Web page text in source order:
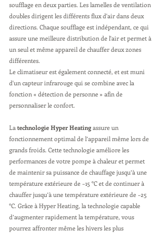
soufflage en deux parties. Les lamelles de ventilation
doubles dirigent les différents flux d'air dans deux
directions. Chaque soufflage est indépendant, ce qui
assure une meilleure distribution de l'air et permet à
un seul et même appareil de chauffer deux zones
différentes.
Le climatiseur est également connecté, et est muni
d'un capteur infrarouge qui se combine avec la
fonction « détection de personne » afin de
personnaliser le confort.
La technologie Hyper Heating assure un
fonctionnement optimal de l’appareil même lors de
grands froids. Cette technologie améliore les
performances de votre pompe à chaleur et permet
de maintenir sa puissance de chauffage jusqu’à une
température extérieure de −15 °C et de continuer à
chauffer jusqu’à une température extérieure de −25
°C. Grâce à Hyper Heating, la technologie capable
d’augmenter rapidement la température, vous
pourrez affronter même les hivers les plus